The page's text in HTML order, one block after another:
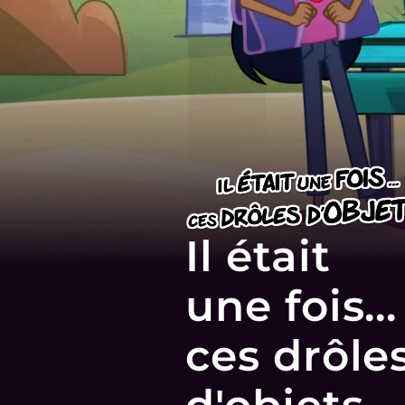
Il était
une fois...
ces